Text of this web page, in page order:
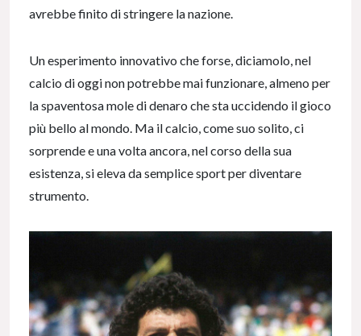
avrebbe finito di stringere la nazione.
Un esperimento innovativo che forse, diciamolo, nel
calcio di oggi non potrebbe mai funzionare, almeno per
la spaventosa mole di denaro che sta uccidendo il gioco
più bello al mondo. Ma il calcio, come suo solito, ci
sorprende e una volta ancora, nel corso della sua
esistenza, si eleva da semplice sport per diventare
strumento.